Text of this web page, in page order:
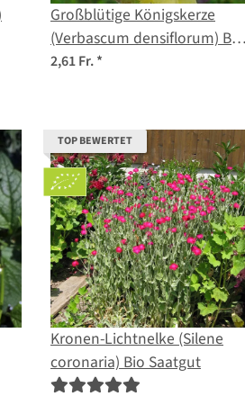
Großblütige Königskerze
(Verbascum densiflorum) Bio
Saatgut
2,61 Fr.*
TOP BEWERTET
Kronen-Lichtnelke (Silene
coronaria) Bio Saatgut